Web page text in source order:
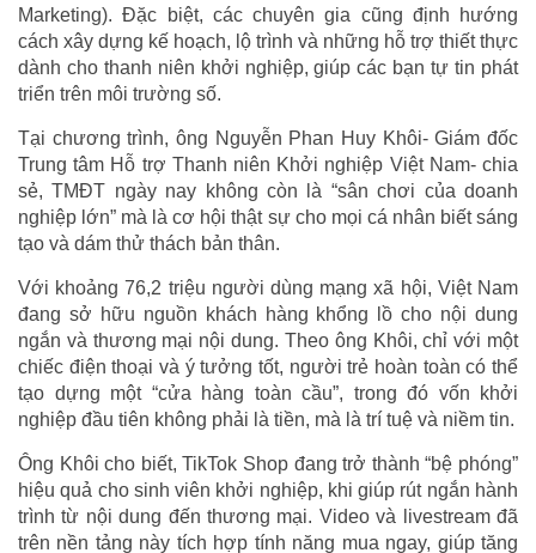
Marketing). Đặc biệt, các chuyên gia cũng định hướng
cách xây dựng kế hoạch, lộ trình và những hỗ trợ thiết thực
dành cho thanh niên khởi nghiệp, giúp các bạn tự tin phát
triển trên môi trường số.
Tại chương trình, ông Nguyễn Phan Huy Khôi- Giám đốc
Trung tâm Hỗ trợ Thanh niên Khởi nghiệp Việt Nam- chia
sẻ, TMĐT ngày nay không còn là “sân chơi của doanh
nghiệp lớn” mà là cơ hội thật sự cho mọi cá nhân biết sáng
tạo và dám thử thách bản thân.
Với khoảng 76,2 triệu người dùng mạng xã hội, Việt Nam
đang sở hữu nguồn khách hàng khổng lồ cho nội dung
ngắn và thương mại nội dung. Theo ông Khôi, chỉ với một
chiếc điện thoại và ý tưởng tốt, người trẻ hoàn toàn có thể
tạo dựng một “cửa hàng toàn cầu”, trong đó vốn khởi
nghiệp đầu tiên không phải là tiền, mà là trí tuệ và niềm tin.
Ông Khôi cho biết, TikTok Shop đang trở thành “bệ phóng”
hiệu quả cho sinh viên khởi nghiệp, khi giúp rút ngắn hành
trình từ nội dung đến thương mại. Video và livestream đã
trên nền tảng này tích hợp tính năng mua ngay, giúp tăng